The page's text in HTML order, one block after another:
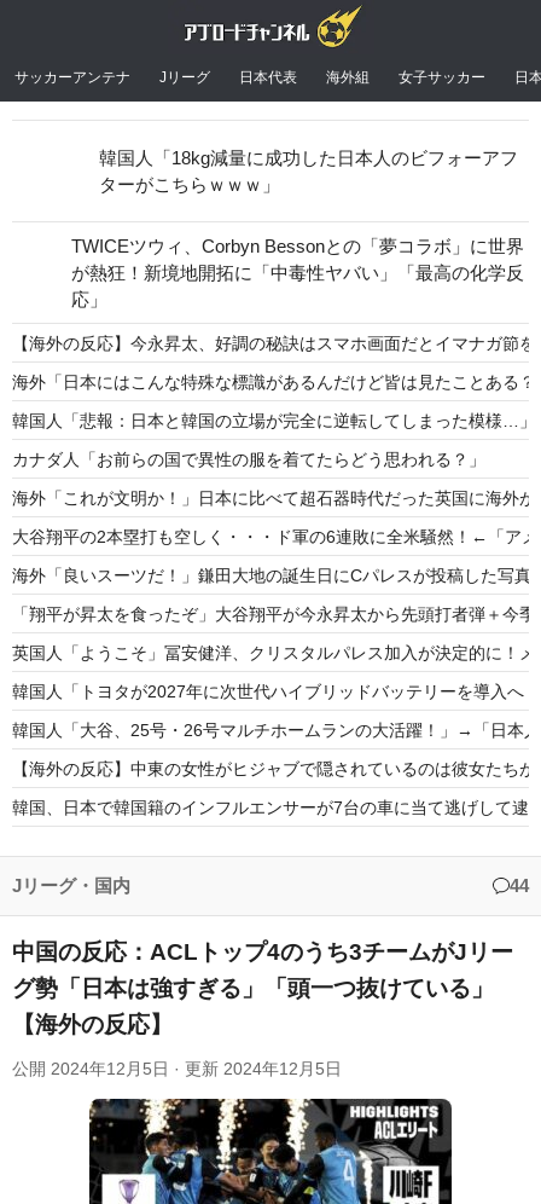
サッカーアンテナ Jリーグ 日本代表 海外組 女子サッカー 日
【海外の反応】今永昇太、好調の秘訣はスマホ画面だとイマナガ節
海外「日本にはこんな特殊な標識があるんだけど皆は見たことある
韓国人「悲報：日本と韓国の立場が完全に逆転してしまった模様…
カナダ人「お前らの国で異性の服を着てたらどう思われる？」
海外「これが文明か！」日本に比べて超石器時代だった英国に海外が
大谷翔平の2本塁打も空しく・・・ド軍の6連敗に全米騒然！←「ア
海外「良いスーツだ！」鎌田大地の誕生日にCパレスが投稿した写真
「翔平が昇太を食ったぞ」大谷翔平が今永昇太から先頭打者弾＋今
英国人「ようこそ」冨安健洋、クリスタルパレス加入が決定的に！
韓国人「トヨタが2027年に次世代ハイブリッドバッテリーを導入へ
韓国人「大谷、25号・26号マルチホームランの大活躍！」→「日本
【海外の反応】中東の女性がヒジャブで隠されているのは彼女たち
韓国、日本で韓国籍のインフルエンサーが7台の車に当て逃げして
海外「その通り！」日本人ならどこでも発展させると語る世界的大
Powered by livedoor 相互RSS
韓国人「18kg減量に成功した日本人のビフォーアフ
ターがこちらｗｗｗ」
TWICEツウィ、Corbyn Bessonとの「夢コラボ」に世界
が熱狂！新境地開拓に「中毒性ヤバい」「最高の化学反
応」
Jリーグ・国内 44
中国の反応：ACLトップ4のうち3チームがJリー
グ勢「日本は強すぎる」「頭一つ抜けている」
【海外の反応】
公開 2024年12月5日 · 更新 2024年12月5日